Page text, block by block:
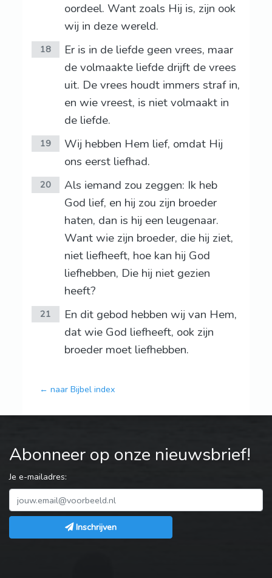
oordeel. Want zoals Hij is, zijn ook
wij in deze wereld.
18
Er is in de liefde geen vrees, maar
de volmaakte liefde drijft de vrees
uit. De vrees houdt immers straf in,
en wie vreest, is niet volmaakt in
de liefde.
19
Wij hebben Hem lief, omdat Hij
ons eerst liefhad.
20
Als iemand zou zeggen: Ik heb
God lief, en hij zou zijn broeder
haten, dan is hij een leugenaar.
Want wie zijn broeder, die hij ziet,
niet liefheeft, hoe kan hij God
liefhebben, Die hij niet gezien
heeft?
21
En dit gebod hebben wij van Hem,
dat wie God liefheeft, ook zijn
broeder moet liefhebben.
← naar Bijbel index
Abonneer op onze nieuwsbrief!
Je e-mailadres:
Inschrijven